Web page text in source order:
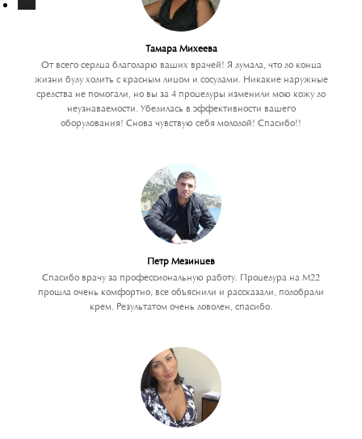
Тамара Михеева
От всего сердца благодарю ваших врачей! Я думала, что до конца
жизни буду ходить с красным лицом и сосудами. Никакие наружные
средства не помогали, но вы за 4 процедуры изменили мою кожу до
неузнаваемости. Убедилась в эффективности вашего
оборудования! Снова чувствую себя молодой! Спасибо!!
Петр Мезинцев
Спасибо врачу за профессиональную работу. Процедура на М22
прошла очень комфортно, все объяснили и рассказали, подобрали
крем. Результатом очень доволен, спасибо.